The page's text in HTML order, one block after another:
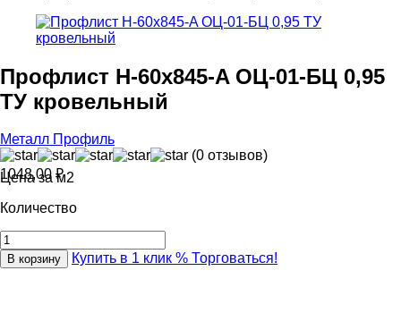
Профлист Н-60x845-A ОЦ-01-БЦ 0,95
ТУ кровельный
Металл Профиль
(0 отзывов)
1048,00 ₽
Цена за м2
Количество
В корзину Купить в 1 клик % Торговаться!